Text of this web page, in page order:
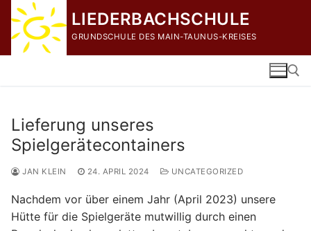
Zum
Inhalt
springen
LIEDERBACHSCHULE
GRUNDSCHULE DES MAIN-TAUNUS-KREISES
Lieferung unseres
Spielgerätecontainers
JAN KLEIN 24. APRIL 2024 UNCATEGORIZED
Nachdem vor über einem Jahr (April 2023) unsere
Hütte für die Spielgeräte mutwillig durch einen